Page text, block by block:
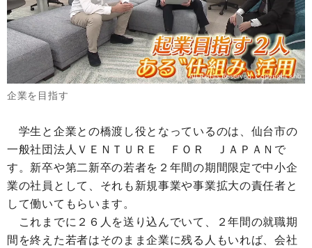
企業を目指す
学生と企業との橋渡し役となっているのは、仙台市の
一般社団法人ＶＥＮＴＵＲＥ ＦＯＲ ＪＡＰＡＮで
す。新卒や第二新卒の若者を２年間の期間限定で中小企
業の社員として、それも新規事業や事業拡大の責任者と
して働いてもらいます。
これまでに２６人を送り込んでいて、２年間の就職期
間を終えた若者はそのまま企業に残る人もいれば、会社